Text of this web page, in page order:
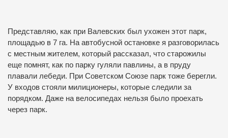
Представляю, как при Валевских был ухожен этот парк,
площадью в 7 га. На автобусной остановке я разговорилась
с местным жителем, который рассказал, что старожилы
еще помнят, как по парку гуляли павлины, а в пруду
плавали лебеди. При Советском Союзе парк тоже берегли.
У входов стояли милиционеры, которые следили за
порядком. Даже на велосипедах нельзя было проехать
через парк.